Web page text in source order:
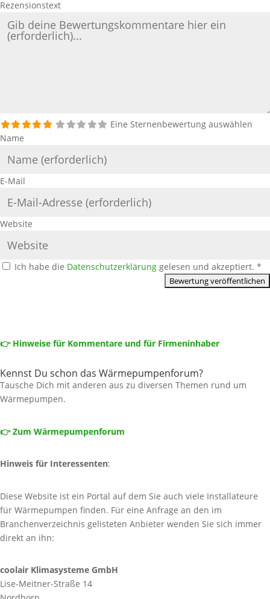
Rezensionstext
Eine Sternenbewertung auswählen
Name
E-Mail
Website
Ich habe die Datenschutzerklärung gelesen und akzeptiert. *
👉 Hinweise für Kommentare und für Firmeninhaber
Kennst Du schon das Wärmepumpenforum?
Tausche Dich mit anderen aus zu diversen Themen rund um
Wärmepumpen.
👉 Zum Wärmepumpenforum
Hinweis für Interessenten:
Diese Website ist ein Portal auf dem Sie auch viele Installateure
für Wärmepumpen finden. Für eine Anfrage an den im
Branchenverzeichnis gelisteten Anbieter wenden Sie sich immer
direkt an ihn:
coolair Klimasysteme GmbH
Lise-Meitner-Straße 14